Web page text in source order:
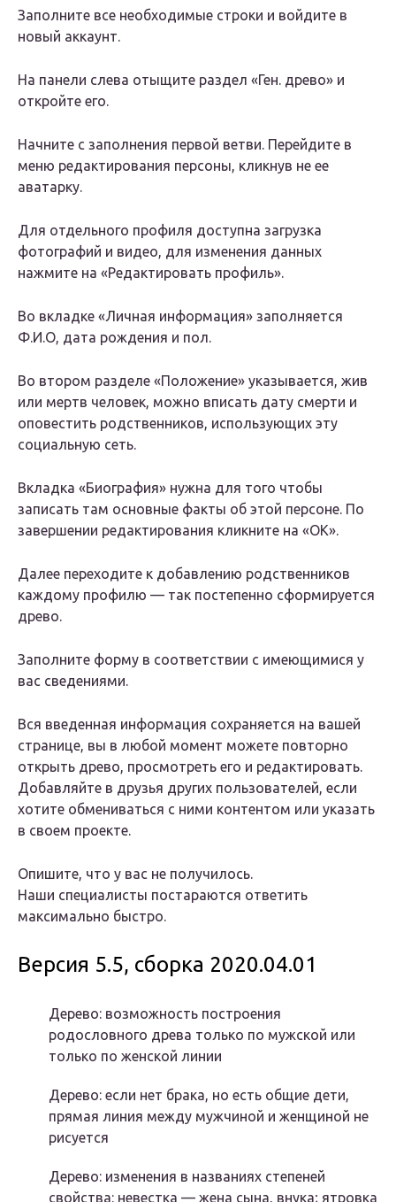
Заполните все необходимые строки и войдите в
новый аккаунт.
На панели слева отыщите раздел «Ген. древо» и
откройте его.
Начните с заполнения первой ветви. Перейдите в
меню редактирования персоны, кликнув не ее
аватарку.
Для отдельного профиля доступна загрузка
фотографий и видео, для изменения данных
нажмите на «Редактировать профиль».
Во вкладке «Личная информация» заполняется
Ф.И.О, дата рождения и пол.
Во втором разделе «Положение» указывается, жив
или мертв человек, можно вписать дату смерти и
оповестить родственников, использующих эту
социальную сеть.
Вкладка «Биография» нужна для того чтобы
записать там основные факты об этой персоне. По
завершении редактирования кликните на «ОК».
Далее переходите к добавлению родственников
каждому профилю — так постепенно сформируется
древо.
Заполните форму в соответствии с имеющимися у
вас сведениями.
Вся введенная информация сохраняется на вашей
странице, вы в любой момент можете повторно
открыть древо, просмотреть его и редактировать.
Добавляйте в друзья других пользователей, если
хотите обмениваться с ними контентом или указать
в своем проекте.
Опишите, что у вас не получилось.
Наши специалисты постараются ответить
максимально быстро.
Версия 5.5, сборка 2020.04.01
Дерево: возможность построения
родословного древа только по мужской или
только по женской линии
Дерево: если нет брака, но есть общие дети,
прямая линия между мужчиной и женщиной не
рисуется
Дерево: изменения в названиях степеней
свойства: невестка — жена сына, внука; ятровка